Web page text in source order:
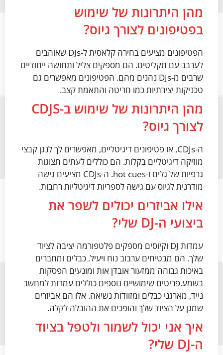
מהן היתרונות של שימוש
בפטיפונים לצורך גיוס?
הפטיפונים מציעים בחירה קלאסית ל-DJs שאוהבים
לערבב עם תקליטים. הם מספקים צליל ותחושה ייחודיים
שרבים מ-DJs נהנים מהם. הפטיפונים מאפשרים גם
טכניקות יצירתיות כמו חריטה והתאמת קצב.
מהן היתרונות של שימוש ב-CDJS
לצורך גיוס?
ה-CDJs, או פטיפונים דיגיטליים, מאפשרים לך לנגן קבצי
מוזיקה דיגיטליים בקלות. הם כוללים לעתים תצוגות
גרפיות של גלים ו-hot cues. ה-CDJs מציעים גישה
מודרנית לגיוס עם גישה לספריות דיגיטליות רחבות.
אילו אביזרים יכולים לשפר את
ביצועי ה-DJ שלי?
עמדות DJ וקיוסים מספקים פלטפורמה יציבה לציוד
שלך. הם מבטיחים ערבוב נוח ויעיל. כבלים ומחברים
באיכות גבוהה ממזעור אובדן אות ומונעים הפסקות
בשמע.פריטים שימושיים נוספים כוללים עמדות למחשב
נייד, מארגני כבלים ומזוודות נשיאה. אלו הם אביזרים
שמגן על הציוד שלך והופכים את ההובלה לקלה.
איך אני יכול לשמור ולטפל בציוד
ה-DJ שלי?